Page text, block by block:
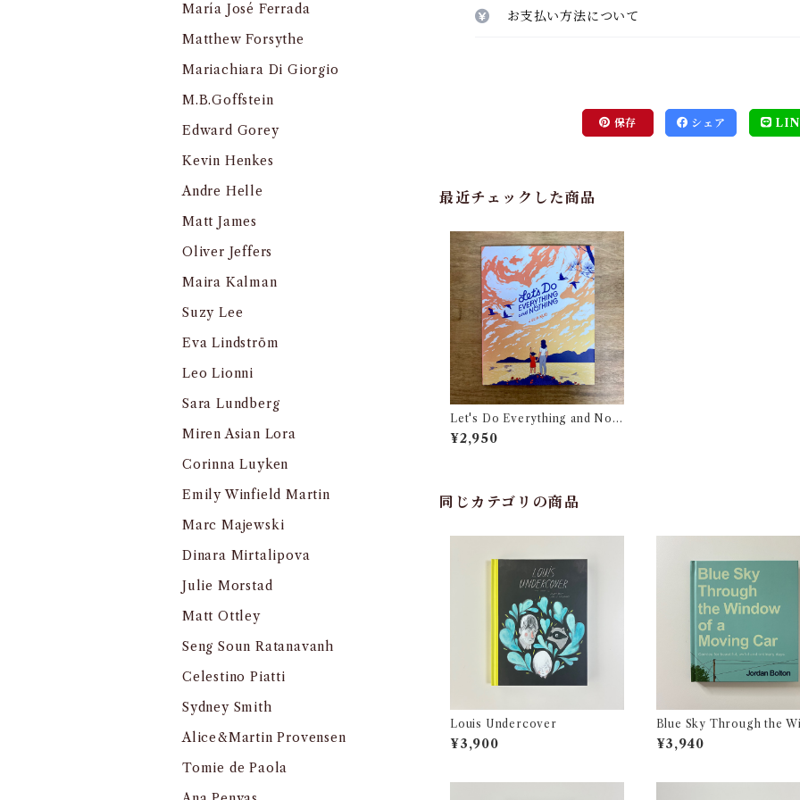
お支払い方法について
保存 シェア
最近チェックした商品
Let's Do Everything and Noth
ing
¥2,950
同じカテゴリの商品
Louis Undercover
¥3,900
Blue Sky Through the
w of a Moving Car
¥3,940
María José Ferrada
Matthew Forsythe
Mariachiara Di Giorgio
M.B.Goffstein
Edward Gorey
Kevin Henkes
Andre Helle
Matt James
Oliver Jeffers
Maira Kalman
Suzy Lee
Eva Lindström
Leo Lionni
Sara Lundberg
Miren Asian Lora
Corinna Luyken
Emily Winfield Martin
Marc Majewski
Dinara Mirtalipova
Julie Morstad
Matt Ottley
Seng Soun Ratanavanh
Celestino Piatti
Sydney Smith
Alice&Martin Provensen
Tomie de Paola